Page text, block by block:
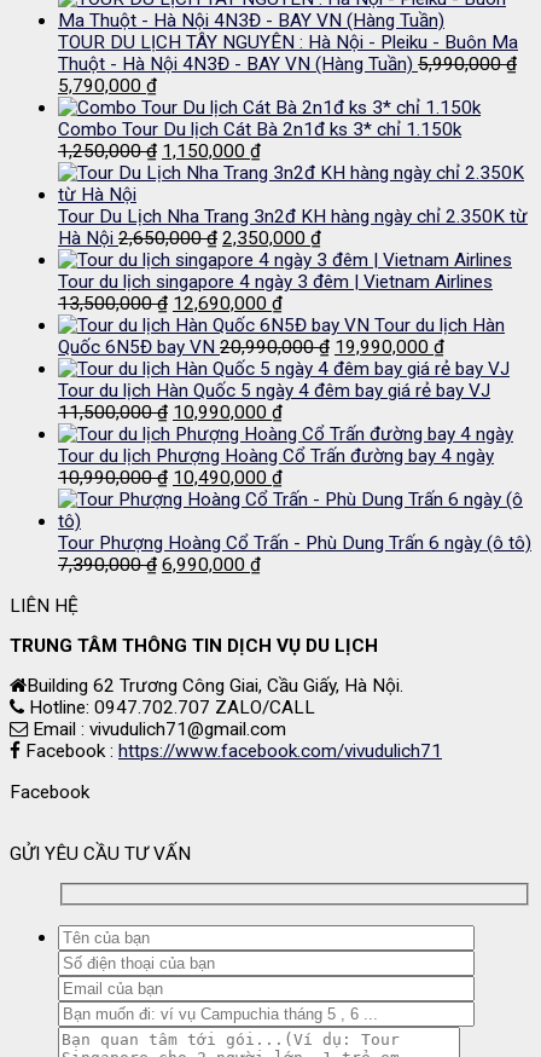
là:
750,000 ₫.
tại
là:
699,000 ₫.
TOUR DU LỊCH TÂY NGUYÊN : Hà Nội - Pleiku - Buôn Ma
Thuột - Hà Nội 4N3Đ - BAY VN (Hàng Tuần) 5,990,000₫
Giá
gốc
là:
5,990,000 ₫.
5,790,000 ₫Giá
hiện
tại
là:
5,790,000 ₫.
Combo Tour Du lịch Cát Bà 2n1đ ks 3* chỉ 1.150k
1,250,000₫ Giá
gốc
1,250,000 ₫.
1,150,000 ₫Giá
hiện
là:
1,150,000 ₫.
Tour Du Lịch Nha Trang 3n2đ KH hàng ngày chỉ 2.350K từ
Hà Nội 2,650,000₫ Giá
gốc
là:
2,650,000 ₫.
2,350,000 ₫Giá
hiện
tại
2,350,000 ₫.
Tour du lịch singapore 4 ngày 3 đêm | Vietnam Airlines
13,500,000₫ Giá
gốc
là:
13,500,000 ₫.
12,690,000 ₫Giá
hiện
tại
là:
12,690,000 ₫.
Tour du lịch Hàn
Quốc 6N5Đ bay VN 20,990,000₫ Giá
gốc
là:
19,990,000 ₫Giá
hiện
tại
19,990,000
Tour du lịch Hàn Quốc 5 ngày 4 đêm bay giá rẻ bay VJ
11,500,000₫ Giá
gốc
là:
11,500,000 ₫.
10,990,000 ₫Giá
hiện
tại
là:
10,990,000 ₫.
Tour du lịch Phượng Hoàng Cổ Trấn đường bay 4 ngày
10,990,000₫ Giá
gốc
10,990,000 ₫.
10,490,000 ₫Giá
hiện
là:
Tour Phượng Hoàng Cổ Trấn - Phù Dung Trấn 6 ngày (ô tô)
7,390,000₫ Giá
6,990,000 ₫Giá
6,990,000 ₫.
LIÊN HỆ
TRUNG TÂM THÔNG TIN DỊCH VỤ DU LỊCH
Building 62 Trương Công Giai, Cầu Giấy, Hà Nội.
Hotline: 0947.702.707 ZALO/CALL
Email : vivudulich71@gmail.com
Facebook : https://www.facebook.com/vivudulich71
Facebook
GỬI YÊU CẦU TƯ VẤN